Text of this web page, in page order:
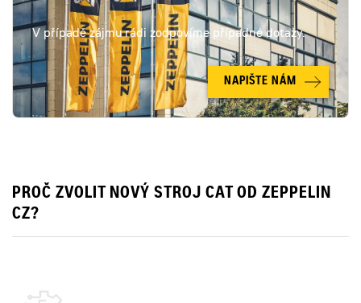
V případě zájmu rádi zodpovíme případné dotazy.
NAPIŠTE NÁM
PROČ ZVOLIT NOVÝ STROJ CAT OD ZEPPELIN
CZ?